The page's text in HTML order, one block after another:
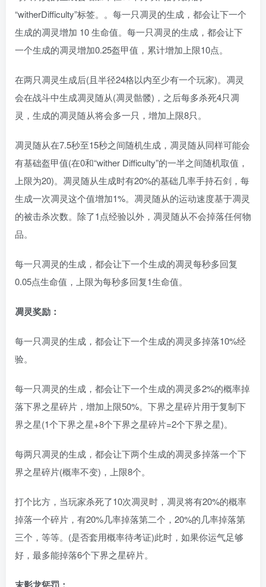
“witherDifficulty”标签。。每一只凋灵的生成，都会让下一个
生成的凋灵增加 10 生命值。每一只凋灵的生成，都会让下
一个生成的凋灵增加0.25盔甲值，累计增加上限10点。
在两只凋灵生成后(且半径24格以内至少有一个玩家)。凋灵
会在战斗中生成凋灵随从(凋灵骷髅)，之后每多杀死4只凋
灵，生成的凋灵随从将会多一只，增加上限8只。
凋灵随从在7.5秒至15秒之间随机生成，凋灵随从同样可能会
有基础盔甲值(在0和“wither Difficulty”的一半之间随机取值，
上限为20)。凋灵随从生成时有20%的基础几率手持石剑，每
生成一次凋灵这个值增加1%。凋灵随从的运动速度基于凋灵
的被击杀次数。除了1点经验以外，凋灵随从不会掉落任何物
品。
每一只凋灵的生成，都会让下一个生成的凋灵每秒多回复
0.05点生命值，上限为每秒多回复1生命值。
凋灵奖励：
每一只凋灵的生成，都会让下一个生成的凋灵多掉落10%经
验。
每一只凋灵的生成，都会让下一个生成的凋灵多2%的概率掉
落下界之星碎片，增加上限50%。下界之星碎片用于复制下
界之星(1个下界之星+8个下界之星碎片=2个下界之星)。
每两只凋灵的生成，都会让下两个生成的凋灵多掉落一个下
界之星碎片(概率不变)，上限8个。
打个比方，当玩家杀死了10次凋灵时，凋灵将有20%的概率
掉落一个碎片，有20%几率掉落第二个，20%的几率掉落第
三个，等等。(是否套用概率待考证)此时，如果你运气足够
好，最多能掉落6个下界之星碎片。